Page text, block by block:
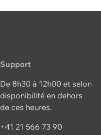
Support
De 8h30 à 12h00 et selon
disponibilité en dehors
de ces heures.
+41 21 566 73 90